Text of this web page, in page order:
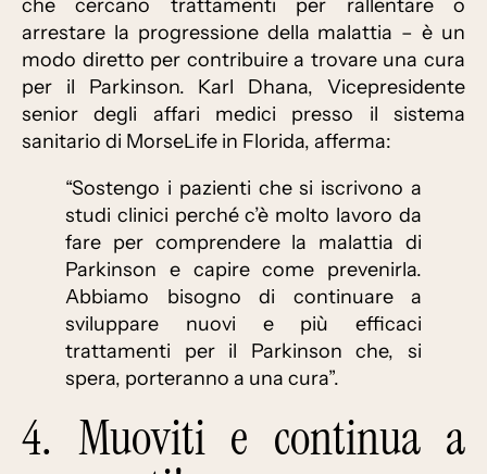
che cercano trattamenti per rallentare o
arrestare la progressione della malattia – è un
modo diretto per contribuire a trovare una cura
per il Parkinson. Karl Dhana, Vicepresidente
senior degli affari medici presso il sistema
sanitario di MorseLife in Florida, afferma:
“Sostengo i pazienti che si iscrivono a
studi clinici perché c’è molto lavoro da
fare per comprendere la malattia di
Parkinson e capire come prevenirla.
Abbiamo bisogno di continuare a
sviluppare nuovi e più efficaci
trattamenti per il Parkinson che, si
spera, porteranno a una cura”.
4. Muoviti e continua a